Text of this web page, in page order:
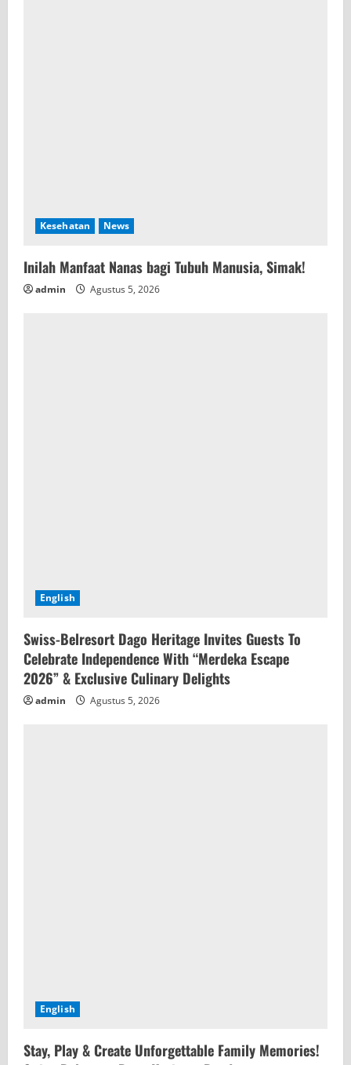
Kesehatan News
Inilah Manfaat Nanas bagi Tubuh Manusia, Simak!
admin Agustus 5, 2026
English
Swiss-Belresort Dago Heritage Invites Guests To
Celebrate Independence With “Merdeka Escape
2026” & Exclusive Culinary Delights
admin Agustus 5, 2026
English
Stay, Play & Create Unforgettable Family Memories!